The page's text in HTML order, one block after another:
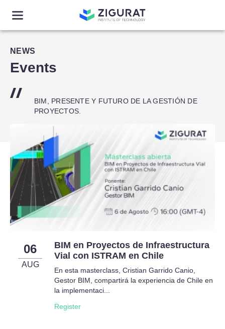
NEWS
Events
BIM, PRESENTE Y FUTURO DE LA GESTIÓN DE
PROYECTOS.
06
AUG
BIM en Proyectos de Infraestructura
Vial con ISTRAM en Chile
En esta masterclass, Cristian Garrido Canio,
Gestor BIM, compartirá la experiencia de Chile en
la implementaci...
Register